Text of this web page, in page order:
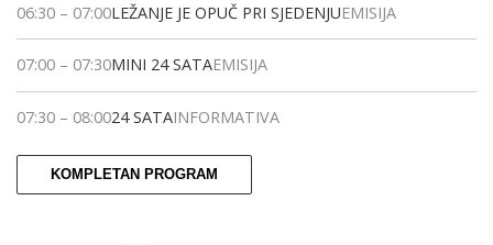
06:30 – 07:00LEŽANJE JE OPUČ PRI SJEDENJUEMISIJA
07:00 – 07:30MINI 24 SATAEMISIJA
07:30 – 08:0024 SATAINFORMATIVA
KOMPLETAN PROGRAM